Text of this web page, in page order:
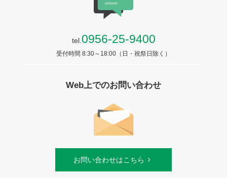
tel.0956-25-9400
受付時間 8:30～18:00（日・祝祭日除く）
Web上でのお問い合わせ
お問い合わせはこちら